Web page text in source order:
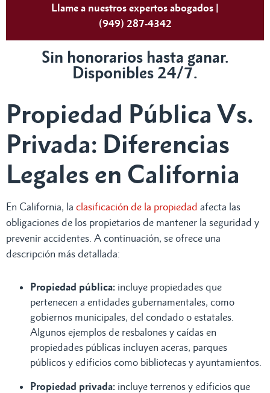
Llame a nuestros expertos abogados |
(949) 287-4342
Sin honorarios hasta ganar.
Disponibles 24/7.
Propiedad Pública Vs.
Privada: Diferencias
Legales en California
En California, la clasificación de la propiedad afecta las
obligaciones de los propietarios de mantener la seguridad y
prevenir accidentes. A continuación, se ofrece una
descripción más detallada:
Propiedad pública: incluye propiedades que
pertenecen a entidades gubernamentales, como
gobiernos municipales, del condado o estatales.
Algunos ejemplos de resbalones y caídas en
propiedades públicas incluyen aceras, parques
públicos y edificios como bibliotecas y ayuntamientos.
Propiedad privada: incluye terrenos y edificios que